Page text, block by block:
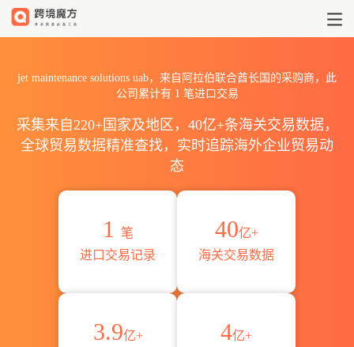
jet maintenance solutions uab，来自阿拉伯联合酋长国的采购商，此
公司累计有 1 笔进口交易
采集来自220+国家及地区，40亿+条海关交易数据，
全球贸易数据精准查找，实时追踪海外企业贸易动
态
1
笔
进口交易记录
40亿+
海关交易数据
3.9亿+
4亿+